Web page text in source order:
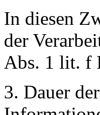
In diesen
der
Abs. 1 lit. f
3. Dauer